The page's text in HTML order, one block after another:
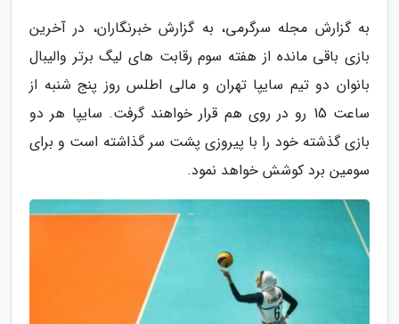
به گزارش مجله سرگرمی، به گزارش خبرنگاران، در آخرین
بازی باقی مانده از هفته سوم رقابت های لیگ برتر والیبال
بانوان دو تیم سایپا تهران و مالی اطلس روز پنج شنبه از
ساعت 15 رو در روی هم قرار خواهند گرفت. سایپا هر دو
بازی گذشته خود را با پیروزی پشت سر گذاشته است و برای
سومین برد کوشش خواهد نمود.